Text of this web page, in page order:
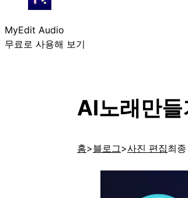
MyEdit Audio
무료로 사용해 보기
AI노래만들
홈 블로그 사진 편집최